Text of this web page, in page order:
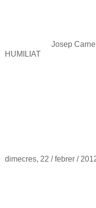
Josep
HUMILIAT
dimecres, 22 / febrer /